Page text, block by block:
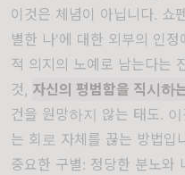
이것은 체념이 아닙니다. 쇼
별한 나'에 대한 외부의 인
적 의지의 노예로 남는다는
것, 자신의 평범함을 직시하
건을 원망하지 않는 태도.
는 회로 자체를 끊는 방법입
중요한 구별: 정당한 분노와